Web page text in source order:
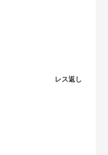
レス返し